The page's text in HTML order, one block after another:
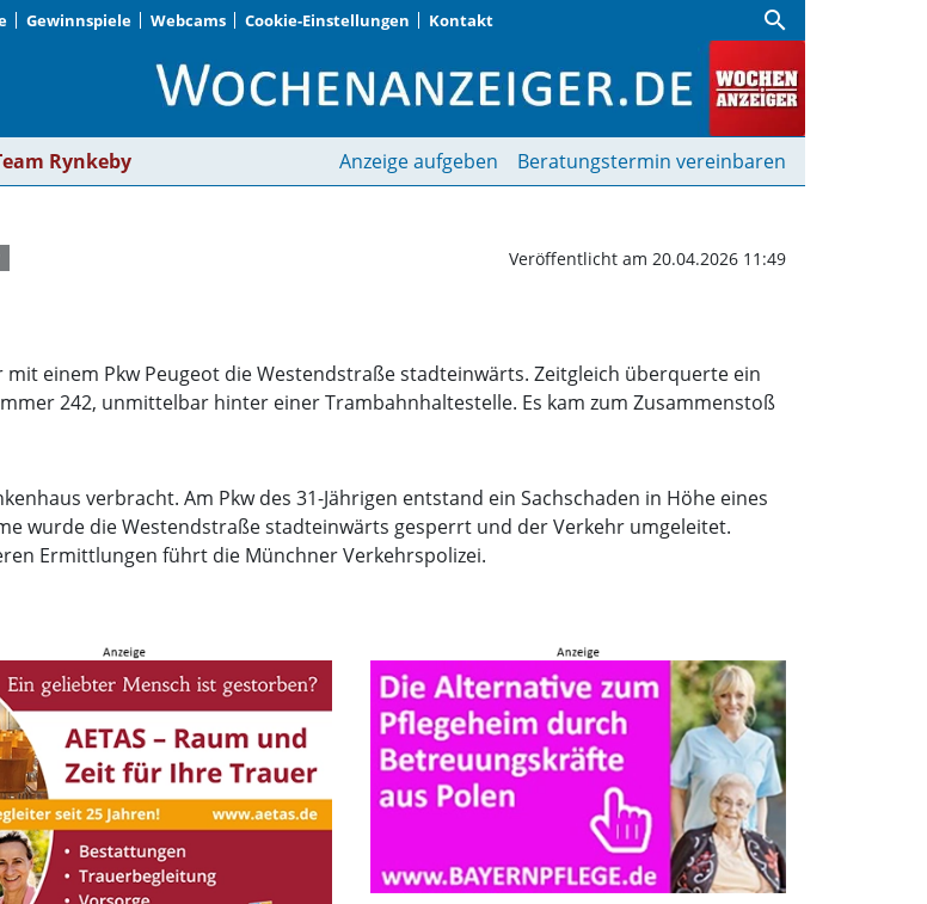
Gewinnspiele Webcams Cookie-Einstellungen Kontakt search
von Auto angefahren | Wochenanzeiger
Rynkeby Anzeige aufgeben Beratungstermin vereinbaren
Veröffentlicht am 20.04.2026 11:49
mit einem Pkw Peugeot die Westendstraße stadteinwärts. Zeitgleich überquerte ein
242, unmittelbar hinter einer Trambahnhaltestelle. Es kam zum Zusammenstoß
verbracht. Am Pkw des 31-Jährigen entstand ein Sachschaden in Höhe eines
wurde die Westendstraße stadteinwärts gesperrt und der Verkehr umgeleitet.
Ermittlungen führt die Münchner Verkehrspolizei.